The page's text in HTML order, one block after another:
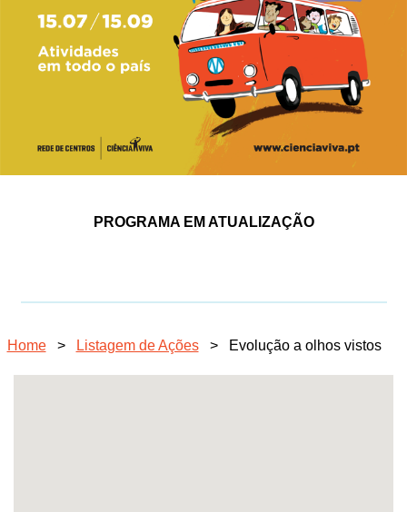
PROGRAMA EM ATUALIZAÇÃO
Home > Listagem de Ações > Evolução a olhos vistos